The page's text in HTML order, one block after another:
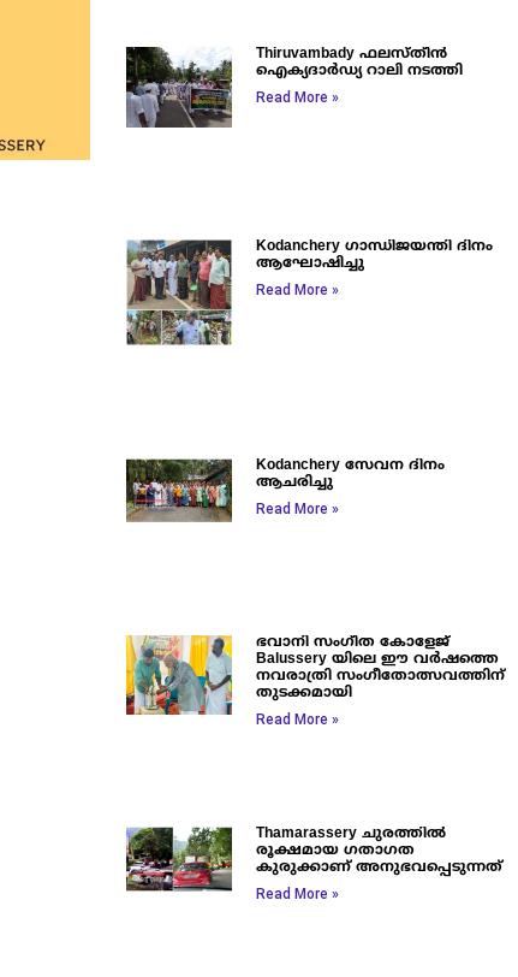
Thiruvambady ഫലസ്തീൻ
ഐക്യദാർഡ്യ റാലി നടത്തി
Read More »
Kodanchery ഗാന്ധിജയന്തി ദിനം
ആഘോഷിച്ചു
Read More »
Kodanchery സേവന ദിനം
ആചരിച്ചു
Read More »
ഭവാനി സംഗീത കോളേജ്
Balussery യിലെ ഈ വർഷത്തെ
നവരാത്രി സംഗീതോത്സവത്തിന്
തുടക്കമായി
Read More »
Thamarassery ചുരത്തിൽ
രൂക്ഷമായ ഗതാഗത
കുരുക്കാണ് അനുഭവപ്പെടുന്നത്
Read More »